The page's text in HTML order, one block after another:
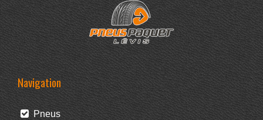
Navigation
Pneus